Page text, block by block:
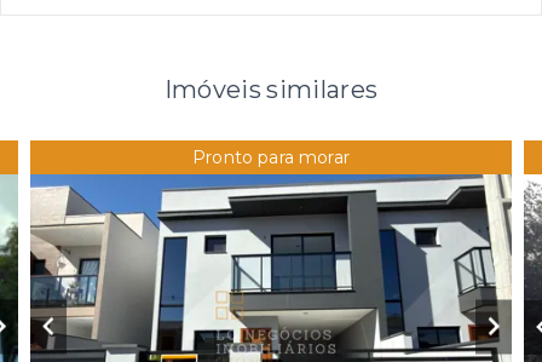
Imóveis similares
Pronto para morar